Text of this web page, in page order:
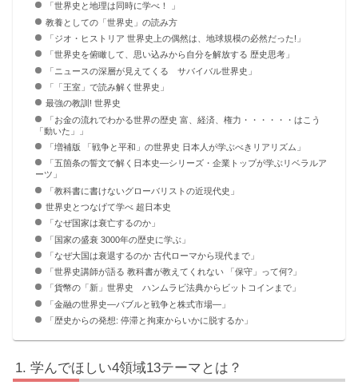
「世界史と地理は同時に学べ！ 」
教養としての「世界史」の読み方
「ジオ・ヒストリア 世界史上の偶然は、地球規模の必然だった!」
「世界史を俯瞰して、思い込みから自分を解放する 歴史思考」
「ニュースの深層が見えてくる サバイバル世界史」
「「王室」で読み解く世界史」
最強の教訓! 世界史
「お金の流れでわかる世界の歴史 富、経済、権力・・・・・・はこう
「動いた」」
「増補版 「戦争と平和」の世界史 日本人が学ぶべきリアリズム」
「五箇条の誓文で解く日本史―シリーズ・企業トップが学ぶリベラルア
ーツ」
「教科書に書けないグローバリストの近現代史」
世界史とつなげて学べ 超日本史
「なぜ国家は衰亡するのか」
「国家の盛衰 3000年の歴史に学ぶ」
「なぜ大国は衰退するのか 古代ローマから現代まで」
「世界史講師が語る 教科書が教えてくれない 「保守」って何?」
「貨幣の「新」世界史 ハンムラビ法典からビットコインまで」
「金融の世界史―バブルと戦争と株式市場―」
「歴史からの発想: 停滞と拘束からいかに脱するか」
学んでほしい4領域13テーマとは？